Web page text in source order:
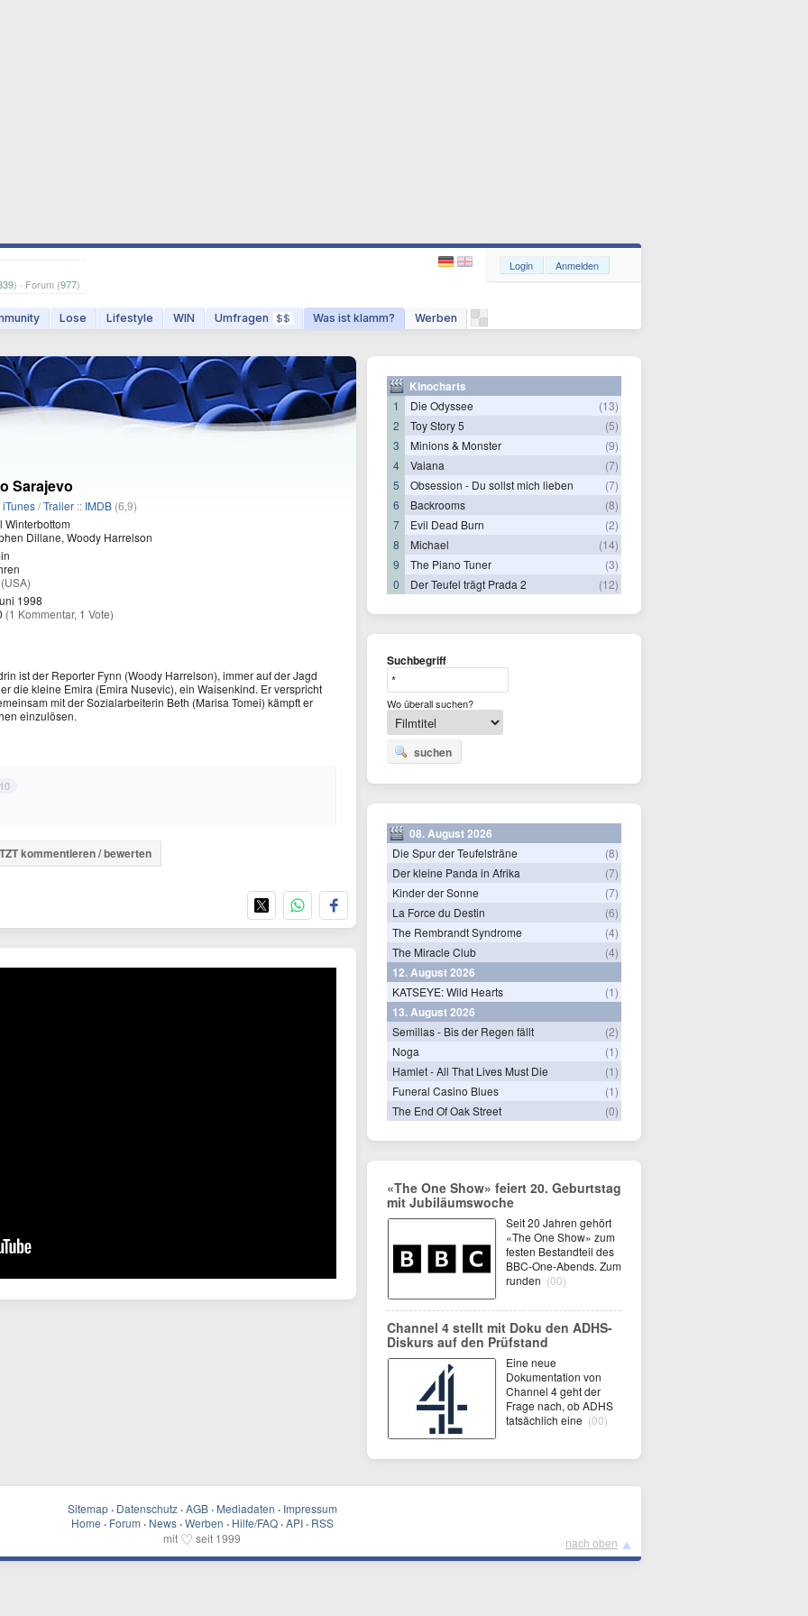
) · Forum (977)
Lose Lifestyle WIN Umfragen $$ Was ist klamm? Werben
Login Anmelden
Sarajevo
iTunes/Trailer :: IMDB (6,9)
Winterbottom
Dillane, Woody Harrelson
(USA)
1998
(1 Kommentar, 1 Vote)
ist der Reporter Fynn (Woody Harrelson), immer auf der Jagd
die kleine Emira (Emira Nusevic), ein Waisenkind. Er verspricht
mit der Sozialarbeiterin Beth (Marisa Tomei) kämpft er
einzulösen.
kommentieren / bewerten
Kinocharts
1 Die Odyssee
(13)
2
Toy Story 5
(5)
3
Minions & Monster
(9)
4
Vaiana
(7)
5
Obsession - Du sollst mich lieben
(7)
6
Backrooms
(8)
7
Evil Dead Burn
(2)
8
Michael
(14)
9
The Piano Tuner
(3)
0
Der Teufel trägt Prada 2 (12)
Suchbegriff
Wo überall suchen?
suchen
08. August 2026
Die Spur der Teufelsträne
(8)
Der kleine Panda in Afrika
(7)
Kinder der Sonne
(7)
La Force du Destin
(6)
The Rembrandt Syndrome
(4)
The Miracle Club
(4)
12. August 2026
KATSEYE: Wild Hearts (1)
13. August 2026
Semillas - Bis der Regen fällt
(2)
Noga
(1)
Hamlet - All That Lives Must Die
(1)
Funeral Casino Blues
(1)
The End Of Oak Street
(0)
«The One Show» feiert 20. Geburtstag
mit Jubiläumswoche
Seit 20 Jahren gehört
«The One Show» zum
festen Bestandteil des
BBC-One-Abends. Zum
runden (00)
Channel 4 stellt mit Doku den ADHS-
Diskurs auf den Prüfstand
Eine neue
Dokumentation von
Channel 4 geht der
Frage nach, ob ADHS
tatsächlich eine (00)
Sitemap · Datenschutz · AGB · Mediadaten · Impressum
Home · Forum · News · Werben · Hilfe/FAQ · API · RSS
mit ♡ seit 1999 nach oben ▲